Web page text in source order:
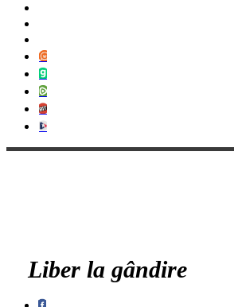
Liber la gândire